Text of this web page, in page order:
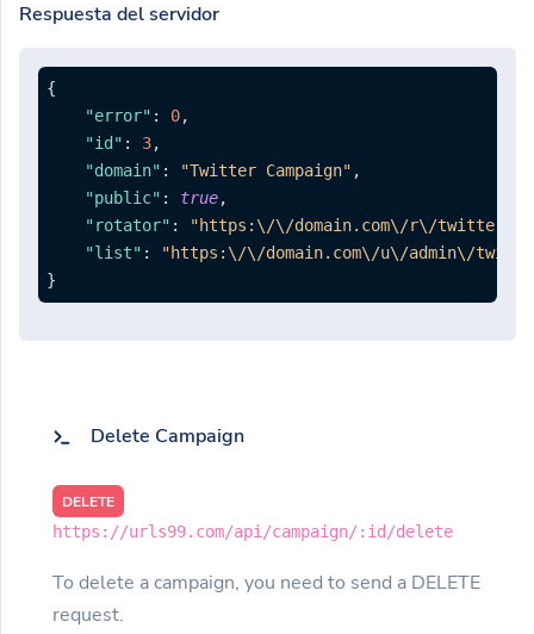
Respuesta del servidor
{
"error" : 0,
"id" : 3,
"domain" : "Twitter Campaign" ,
"public" : true,
"rotator" :
"https:\/\/domain.com\/r\/twitter-
"list" :
"https:\/\/domain.com\/u\/admin\/
}
Delete Campaign
DELETE
https://urls99.com/api/campaign/:id/delete
To delete a campaign, you need to send a DELETE
request.